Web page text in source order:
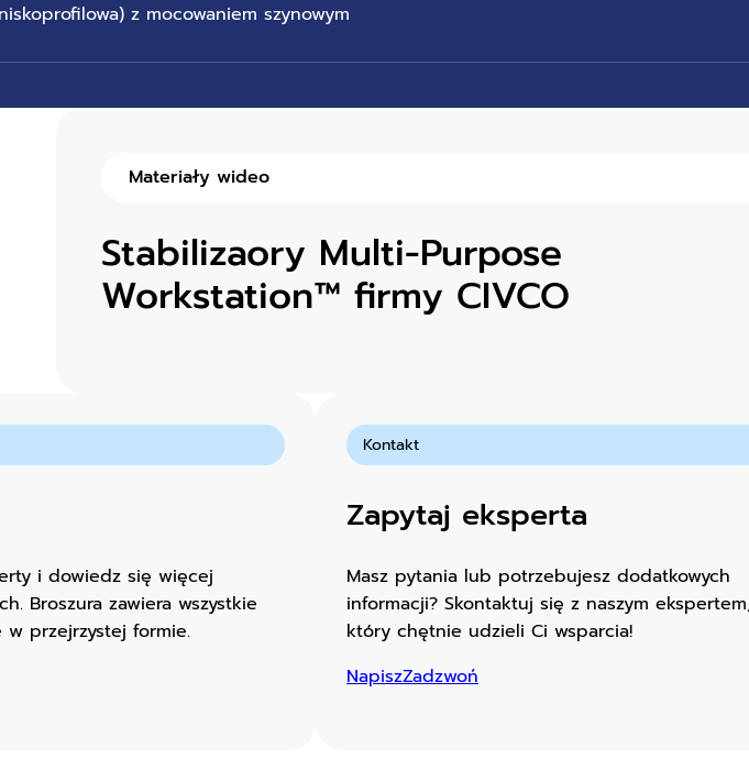
z mocowaniem szynowym
Materiały wideo
Stabilizaory Multi-Purpose
Workstation™ firmy CIVCO
i dowiedz się więcej
Broszura zawiera wszystkie
w przejrzystej formie.
Kontakt
Zapytaj eksperta
Masz pytania lub potrzebujesz dodatkowych
informacji? Skontaktuj się z naszym
który chętnie udzieli Ci wsparcia!
NapiszZadzwoń